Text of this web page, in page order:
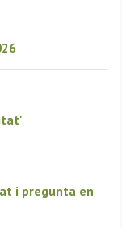
i pregunta en